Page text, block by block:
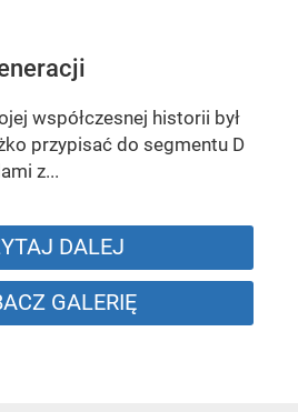
współczesnej historii był
przypisać do segmentu D
z...
DALEJ
GALERIĘ